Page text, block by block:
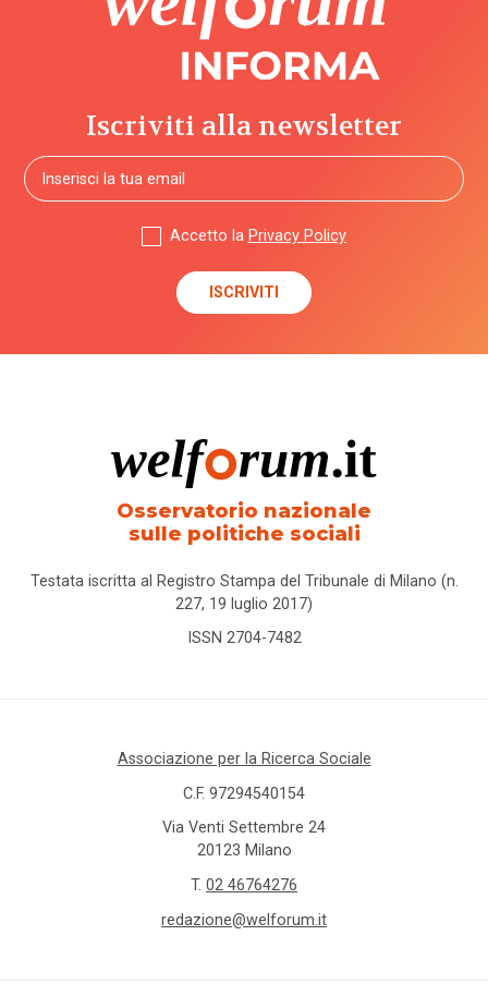
Iscriviti alla newsletter
Accetto la Privacy Policy
Osservatorio nazionale
sulle politiche sociali
Testata iscritta al Registro Stampa del Tribunale di Milano (n.
227, 19 luglio 2017)
ISSN 2704-7482
Associazione per la Ricerca Sociale
C.F. 97294540154
Via Venti Settembre 24
20123 Milano
T. 02 46764276
redazione@welforum.it